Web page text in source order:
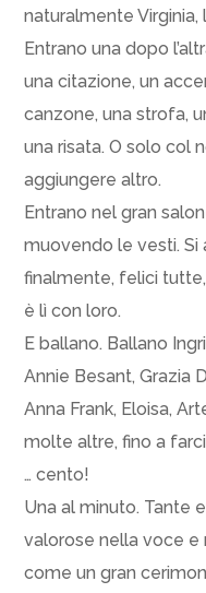
naturalmente Virginia,
Entrano una dopo
una citazione, un
canzone, una strofa,
una risata. O solo col
aggiungere altro.
Entrano nel gran
muovendo le vesti.
finalmente, felici
è lì con loro.
E ballano. Ballano
Annie Besant, Grazia
Anna Frank, Eloisa,
molte altre, fino a
… cento!
Una al minuto. Tante
valorose nella voce e
come un gran